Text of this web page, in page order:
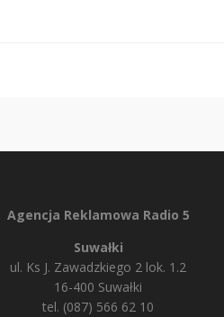
Agencja Reklamowa Radio 5
Suwałki
ul. Ks J. Zawadzkiego 2 lok. 1.2
16-400 Suwałki
tel. (087) 566 62 10